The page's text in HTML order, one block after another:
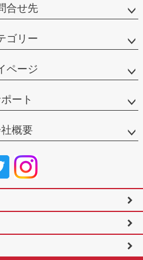
合せ先
ゴリー
ページ
ート
概要